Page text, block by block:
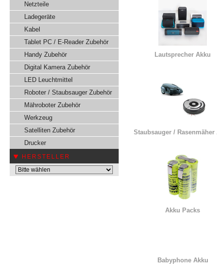
Netzteile
Ladegeräte
Kabel
Tablet PC / E-Reader Zubehör
Handy Zubehör
Digital Kamera Zubehör
LED Leuchtmittel
Roboter / Staubsauger Zubehör
Mähroboter Zubehör
Werkzeug
Satelliten Zubehör
Drucker
HERSTELLER
Lautsprecher Akku
Staubsauger / Rasenmäher
Akku Packs
Babyphone Akku